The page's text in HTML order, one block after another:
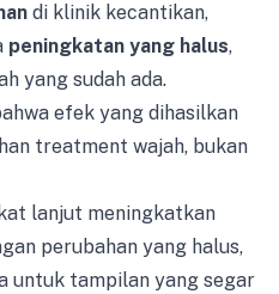
di klinik kecantikan,
peningkatan yang halus,
yang sudah ada.
efek yang dihasilkan
treatment wajah, bukan
lanjut meningkatkan
perubahan yang halus,
untuk tampilan yang segar